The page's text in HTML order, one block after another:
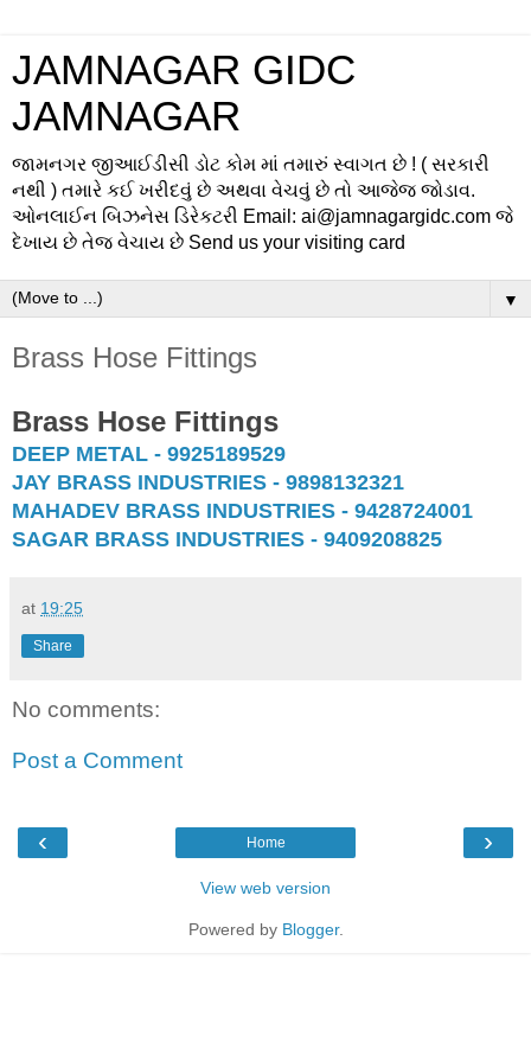
JAMNAGAR GIDC
JAMNAGAR
જામનગર જીઆઈડીસી ડોટ કોમ માં તમારું સ્વાગત છે ! ( સરકારી
નથી ) તમારે કઈ ખરીદવું છે અથવા વેચવું છે તો આજેજ જોડાવ.
ઓનલાઈન બિઝનેસ ડિરેકટરી Email: ai@jamnagargidc.com જે
દેખાય છે તેજ વેચાય છે Send us your visiting card
▼
Brass Hose Fittings
Brass Hose Fittings
DEEP METAL - 9925189529
JAY BRASS INDUSTRIES - 9898132321
MAHADEV BRASS INDUSTRIES - 9428724001
SAGAR BRASS INDUSTRIES - 9409208825
at 19:25
Share
No comments:
Post a Comment
‹ ›
Home
View web version
Powered by Blogger.